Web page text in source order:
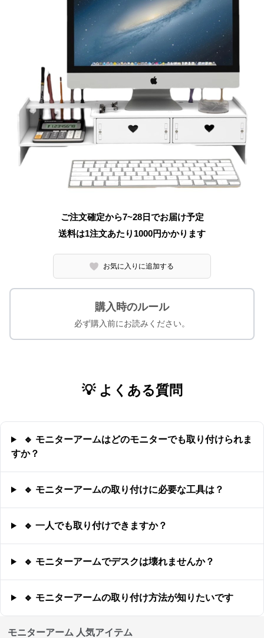
ご注文確定から7~28日でお届け予定
送料は1注文あたり 1000円かかります
お気に入りに追加する
購入時のルール
必ず購入前にお読みください。
💡 よくある質問
🔹 モニターアームはどのモニターでも取り付けられま
すか？
🔹 モニターアームの取り付けに必要な工具は？
🔹 一人でも取り付けできますか？
🔹 モニターアームでデスクは壊れませんか？
🔹 モニターアームの取り付け方法が知りたいです
モニターアーム 人気アイテム